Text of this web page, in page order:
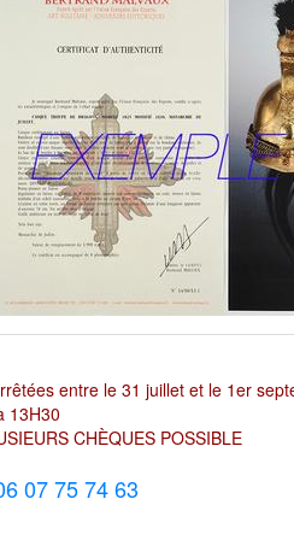
entre le 31 juillet et le 1er
13H30
CHÈQUES POSSIBLE
07 75 74 63